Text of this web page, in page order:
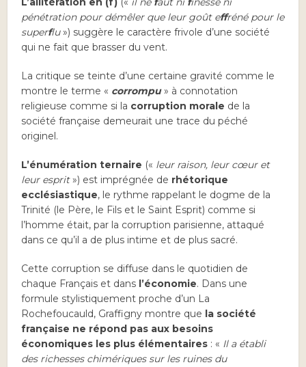
pénétration pour démêler que leur goût effréné pour le
superflu») suggère le caractère frivole d’une société
qui ne fait que brasser du vent.
La critique se teinte d’une certaine gravité comme le
montre le terme « corrompu» à connotation
religieuse comme si la corruption morale de la
société française demeurait une trace du péché
originel.
L’énumération ternaire (« leur raison, leur cœur et
leur esprit») est imprégnée de rhétorique
ecclésiastique, le rythme rappelant le dogme de la
Trinité (le Père, le Fils et le Saint Esprit) comme si
l’homme était, par la corruption parisienne, attaqué
dans ce qu’il a de plus intime et de plus sacré.
Cette corruption se diffuse dans le quotidien de
chaque Français et dans l’économie. Dans une
formule stylistiquement proche d’un La
Rochefoucauld, Graffigny montre que la société
française ne répond pas aux besoins
économiques les plus élémentaires : « Il a établi
des richesses chimériques sur les ruines du